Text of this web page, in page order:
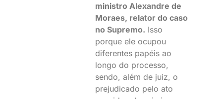
ministro Alexandre de
Moraes, relator do caso
no Supremo. Isso
porque ele ocupou
diferentes papéis ao
longo do processo,
sendo, além de juiz, o
prejudicado pelo ato